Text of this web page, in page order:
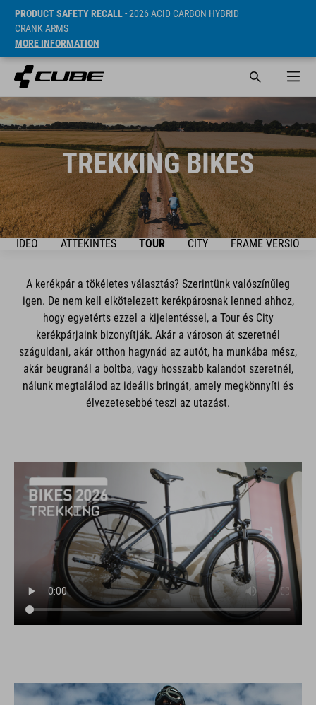
PRODUCT SAFETY RECALL- 2026 ACID CARBON HYBRID
CRANK ARMS
MORE INFORMATION
TREKKING BIKES
VIDEO ÁTTEKINTÉS TOUR CITY FRAME VERSION
A kerékpár a tökéletes választás? Szerintünk valószínűleg
igen. De nem kell elkötelezett kerékpárosnak lenned ahhoz,
hogy egyetérts ezzel a kijelentéssel, a Tour és City
kerékpárjaink bizonyítják. Akár a városon át szeretnél
száguldani, akár otthon hagynád az autót, ha munkába mész,
akár beugranál a boltba, vagy hosszabb kalandot szeretnél,
nálunk megtalálod az ideális bringát, amely megkönnyíti és
élvezetesebbé teszi az utazást.